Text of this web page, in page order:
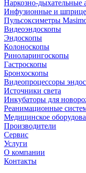
Наркозно-дыхательные
Инфузионные и
Пульсоксиметры
Видеоэндоскопы
Эндоскопы
Колоноскопы
Риноларингоскопы
Гастроскопы
Бронхоскопы
Видеопроцессоры
Источники света
Инкубаторы для
Реанимационные
Медицинское
Производители
Сервис
Услуги
О компании
Контакты